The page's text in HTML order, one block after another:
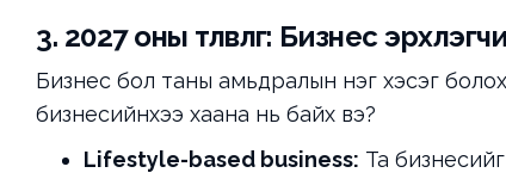
3. 2027 оны төлөвлөгөө: Бизнес
Бизнес бол таны амьдралын нэг хэсэг
бизнесийнхээ хаана нь байх вэ?
Lifestyle-based business: Та